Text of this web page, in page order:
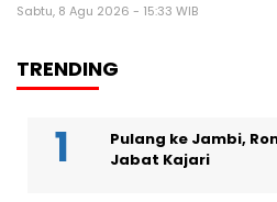
Sabtu, 8 Agu 2026 - 15:33 WIB
TRENDING
Pulang ke Jambi,
Jabat Kajari